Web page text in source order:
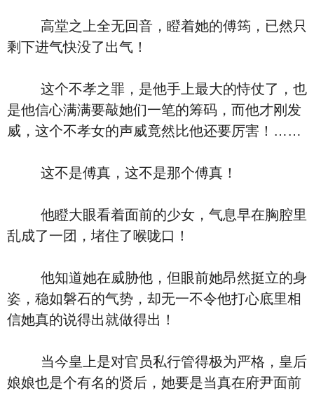
高堂之上全无回音，瞪着她的傅筠，已然只
剩下进气快没了出气！
这个不孝之罪，是他手上最大的恃仗了，也
是他信心满满要敲她们一笔的筹码，而他才刚发
威，这个不孝女的声威竟然比他还要厉害！……
这不是傅真，这不是那个傅真！
他瞪大眼看着面前的少女，气息早在胸腔里
乱成了一团，堵住了喉咙口！
他知道她在威胁他，但眼前她昂然挺立的身
姿，稳如磐石的气势，却无一不令他打心底里相
信她真的说得出就做得出！
当今皇上是对官员私行管得极为严格，皇后
娘娘也是个有名的贤后，她要是当真在府尹面前